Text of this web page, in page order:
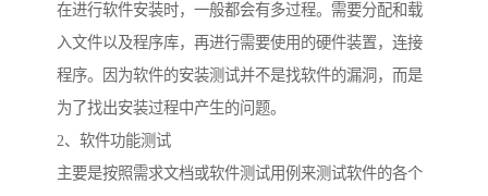
在进行软件安装时，一般都会有多过程。需要分配和载
入文件以及程序库，再进行需要使用的硬件装置，连接
程序。因为软件的安装测试并不是找软件的漏洞，而是
为了找出安装过程中产生的问题。
2、软件功能测试
主要是按照需求文档或软件测试用例来测试软件的各个